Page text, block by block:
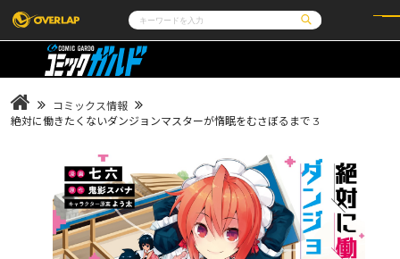
コミック
LiQulle
ラブパルフェ
ライトノベル
ロサージュノベルス
その他 通販・NEWS
企業
会社概要
採用情報
アクセス
オーバーラップホールディングス
お問い合わせはこちら
オーバーラップ文庫 オーバーラップノベルス
コミックス情報
絶対に働きたくないダンジョンマスターが惰眠をむさぼるまで 3